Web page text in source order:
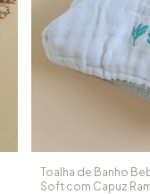
Toalha de Banho
Soft com Capuz